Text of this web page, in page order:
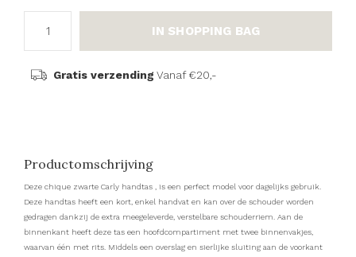
IN SHOPPING BAG
Gratis verzending Vanaf €20,-
Productomschrijving
Deze chique zwarte Carly handtas , is een perfect model voor dagelijks gebruik.
Deze handtas heeft een kort, enkel handvat en kan over de schouder worden
gedragen dankzij de extra meegeleverde, verstelbare schouderriem. Aan de
binnenkant heeft deze tas een hoofdcompartiment met twee binnenvakjes,
waarvan één met rits. Middels een overslag en sierlijke sluiting aan de voorkant